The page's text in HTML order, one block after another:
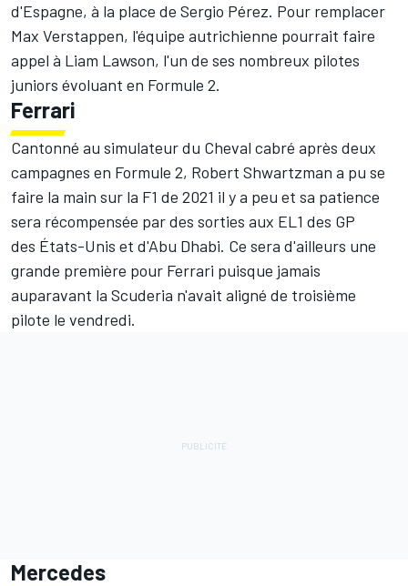
d'Espagne, à la place de Sergio Pérez. Pour remplacer
Max Verstappen, l'équipe autrichienne pourrait faire
appel à Liam Lawson, l'un de ses nombreux pilotes
juniors évoluant en Formule 2.
Ferrari
Cantonné au simulateur du Cheval cabré après deux
campagnes en Formule 2, Robert Shwartzman a pu se
faire la main sur la F1 de 2021 il y a peu et sa patience
sera récompensée par des sorties aux EL1 des GP
des États-Unis et d'Abu Dhabi. Ce sera d'ailleurs une
grande première pour Ferrari puisque jamais
auparavant la Scuderia n'avait aligné de troisième
pilote le vendredi.
Mercedes